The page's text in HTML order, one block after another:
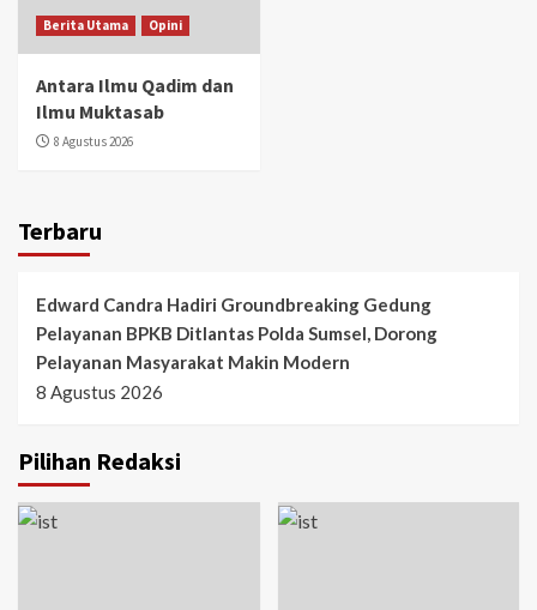
Berita Utama Opini
Antara Ilmu Qadim dan
Ilmu Muktasab
8 Agustus 2026
Terbaru
Edward Candra Hadiri Groundbreaking Gedung
Pelayanan BPKB Ditlantas Polda Sumsel, Dorong
Pelayanan Masyarakat Makin Modern
8 Agustus 2026
Pilihan Redaksi